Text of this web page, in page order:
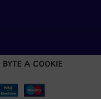
BYTE A COOKIE